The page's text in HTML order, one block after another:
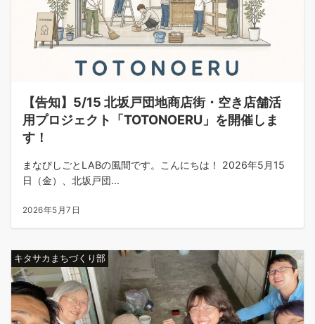
【告知】5/15 北坂戸団地商店街・空き店舗活
用プロジェクト「TOTONOERU」を開催しま
す！
まなびしごとLABの風間です。こんにちは！ 2026年5月15
日（金）、北坂戸団...
2026年5月7日
キタサカまちづくり部